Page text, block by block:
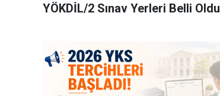
YÖKDİL/2 Sınav Yerleri Belli Oldu